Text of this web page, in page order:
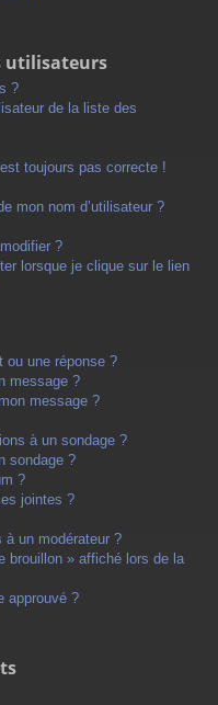
utilisateurs
?
de la liste des
toujours pas correcte !
mon nom d’utilisateur ?
?
lorsque je clique sur le lien
ou une réponse ?
message ?
message ?
à un sondage ?
sondage ?
?
jointes ?
à un modérateur ?
brouillon » affiché lors de la
approuvé ?